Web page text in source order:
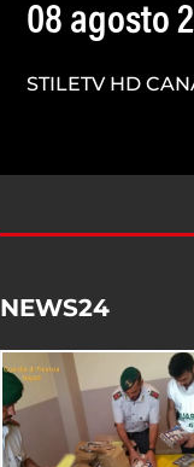
08 agosto
STILETV HD
NEWS24